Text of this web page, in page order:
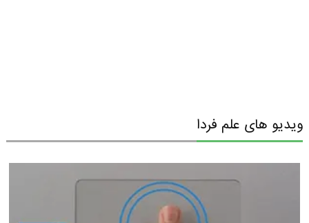
ویدیو های علم فردا